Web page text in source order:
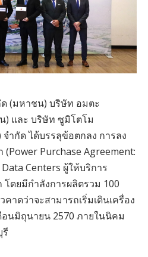
ด (มหาชน) บริษัท อมตะ
) และ บริษัท ซูมิโตโม
จำกัด ได้บรรลุข้อตกลง การลง
Purchase Agreement:
Centers ผู้ให้บริการ
ดยมีกำลังการผลิตรวม 100
าดว่าจะสามารถเริ่มเดินเครื่อง
อนมิถุนายน 2570 ภายในนิคม